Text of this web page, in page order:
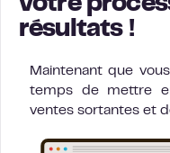
votre
résultats !
Maintenant que
temps de mettre
ventes sortantes et